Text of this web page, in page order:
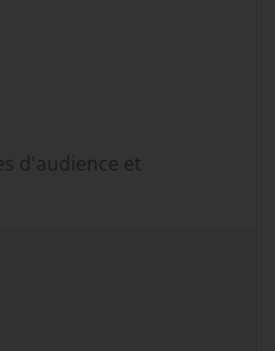
d'audience et